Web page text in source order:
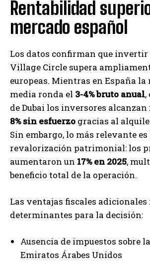
Rentabilidad
mercado español
Los datos confirman que
Village Circle supera
europeas. Mientras en España
media ronda el 3-4% bruto anual,
de Dubai los inversores alcanzan
8% sin esfuerzo gracias al
Sin embargo, lo más relevante es
revalorización patrimonial: los
aumentaron un 17% en 2025,
beneficio total de la operación.
Las ventajas fiscales
determinantes para la decisión:
Ausencia de impuestos sobre
Emiratos Árabes Unidos